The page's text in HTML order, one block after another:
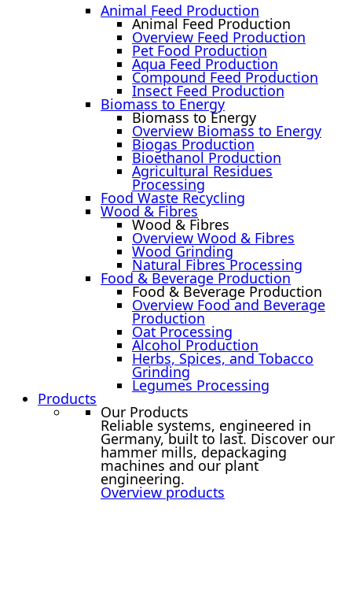
Animal Feed Production
Animal Feed Production
Overview Feed Production
Pet Food Production
Aqua Feed Production
Compound Feed Production
Insect Feed Production
Biomass to Energy
Biomass to Energy
Overview Biomass to Energy
Biogas Production
Bioethanol Production
Agricultural Residues
Processing
Food Waste Recycling
Wood & Fibres
Wood & Fibres
Overview Wood & Fibres
Wood Grinding
Natural Fibres Processing
Food & Beverage Production
Food & Beverage Production
Overview Food and Beverage
Production
Oat Processing
Alcohol Production
Herbs, Spices, and Tobacco
Grinding
Legumes Processing
Products
Our Products
Reliable systems, engineered in
Germany, built to last. Discover our
hammer mills, depackaging
machines and our plant
engineering.
Overview products